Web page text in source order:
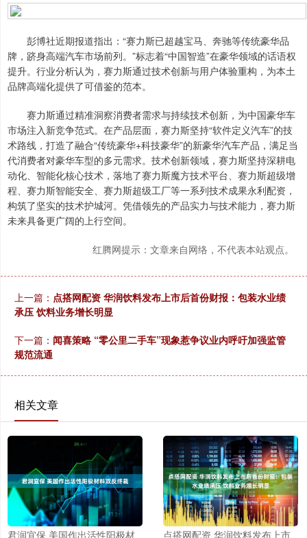
彭博社近期报道指出：“赛力斯已超越宝马、奔驰等传统豪华品
牌，跻身高端汽车市场前列。”标志着“中国智造”在豪华领域的话语权
提升。行业分析认为，赛力斯通过技术创新与用户体验重构，为本土
品牌高端化提供了可借鉴的范本。
赛力斯通过精准洞察消费者需求与持续技术创新，为中国豪华车
市场注入新竞争范式。在产品层面，赛力斯坚持“软件定义汽车”的技
术路线，打造了融合“传统豪华+科技豪华”的新豪华汽车产品，满足当
代消费者对豪华车型的多元需求。技术创新领域，赛力斯坚持深耕电
动化、智能化核心技术，落地了赛力斯魔方技术平台、赛力斯超级增
程、赛力斯智能安全、赛力斯超级工厂等一系列技术成果永利配资，
构筑了坚实的技术护城河。凭借领先的产品实力与技术能力，赛力斯
未来具备更广阔的上行空间。
红腾网提示：文章来自网络，不代表本站观点。
上一篇： 点搭网配资 华润饮料发布上市后首份财报：包装水业绩
承压 饮料业务增长明显
下一篇： 闻喜策略 “零公里二手车”现象惹争议业内呼吁加强监管
规范流通
相关文章
君润宜保 美国作出活性阳极材 点搭网配资 华润饮料发布上市